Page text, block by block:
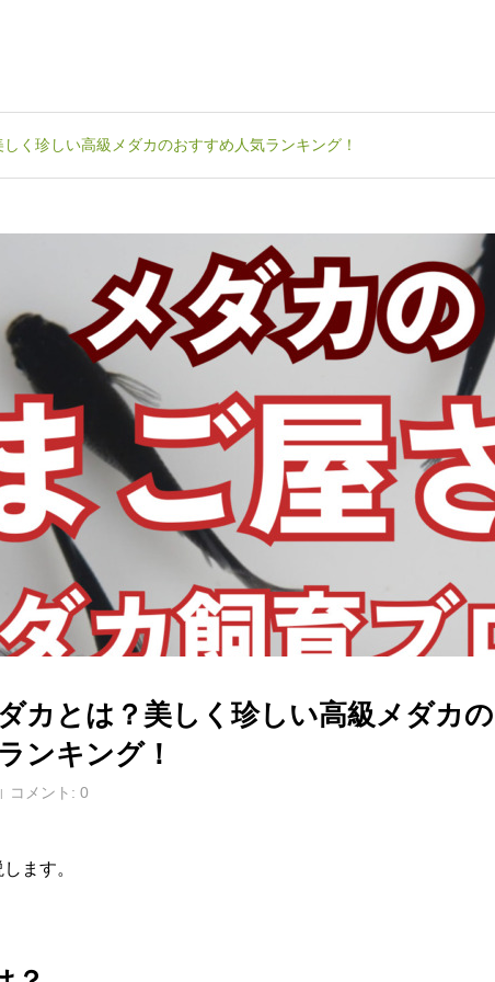
く珍しい高級メダカのおすすめ人気ランキング！
カとは？美しく珍しい高級メダカ
ンキング！
コメント: 0
ます。